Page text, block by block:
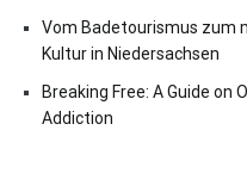
Vom Badetourismus zum
Kultur in Niedersachsen
Breaking Free: A Guide on
Addiction